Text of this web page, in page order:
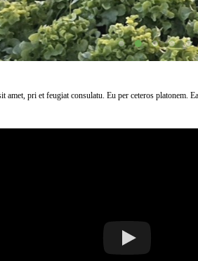
amet, pri et feugiat consulatu. Eu per ceteros platonem.